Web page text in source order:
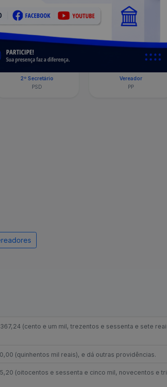
2º Secretário
PSD
Vereador
PP
(cento e um mil, trezentos e sessenta e sete
(quinhentos mil reais), e dá outras providências.
(oitocentos e sessenta e cinco mil, novecentos e